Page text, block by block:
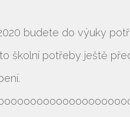
budete do výuky
školní potřeby ještě